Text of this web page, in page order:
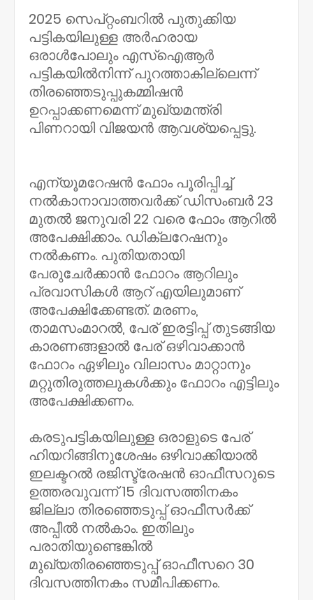
2025 സെപ്റ്റംബറിൽ പുതുക്കിയ
പട്ടികയിലുള്ള അർഹരായ
ഒരാൾപോലും എസ്ഐആർ
പട്ടികയിൽനിന്ന് പുറത്താകില്ലെന്ന്
തിരഞ്ഞെടുപ്പുകമ്മിഷൻ
ഉറപ്പാക്കണമെന്ന് മുഖ്യമന്ത്രി
പിണറായി വിജയൻ ആവശ്യപ്പെട്ടു.
എന്യൂമറേഷൻ ഫോം പൂരിപ്പിച്ച്
നൽകാനാവാത്തവർക്ക് ഡിസംബർ 23
മുതൽ ജനുവരി 22 വരെ ഫോം ആറിൽ
അപേക്ഷിക്കാം. ഡിക്ലറേഷനും
നൽകണം. പുതിയതായി
പേരുചേർക്കാൻ ഫോറം ആറിലും
പ്രവാസികൾ ആറ് എയിലുമാണ്
അപേക്ഷിക്കേണ്ടത്. മരണം,
താമസംമാറൽ, പേര് ഇരട്ടിപ്പ് തുടങ്ങിയ
കാരണങ്ങളാൽ പേര് ഒഴിവാക്കാൻ
ഫോറം ഏഴിലും വിലാസം മാറ്റാനും
മറ്റുതിരുത്തലുകൾക്കും ഫോറം എട്ടിലും
അപേക്ഷിക്കണം.
കരടുപട്ടികയിലുള്ള ഒരാളുടെ പേര്
ഹിയറിങ്ങിനുശേഷം ഒഴിവാക്കിയാൽ
ഇലക്ടറൽ രജിസ്ട്രേഷൻ ഓഫീസറുടെ
ഉത്തരവുവന്ന് 15 ദിവസത്തിനകം
ജില്ലാ തിരഞ്ഞെടുപ്പ് ഓഫീസർക്ക്
അപ്പീൽ നൽകാം. ഇതിലും
പരാതിയുണ്ടെങ്കിൽ
മുഖ്യതിരഞ്ഞെടുപ്പ് ഓഫീസറെ 30
ദിവസത്തിനകം സമീപിക്കണം.